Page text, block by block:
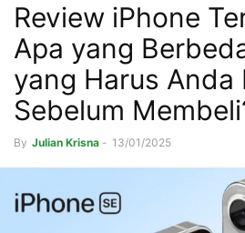
Review iPhone
Apa yang
yang Harus Anda
Sebelum
By Julian Krisna - 13/01/2025